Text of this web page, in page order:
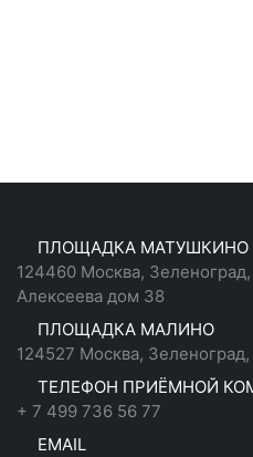
ПЛОЩАДКА МАТУШКИНО
124460 Москва,
Алексеева дом 38
ПЛОЩАДКА МАЛИНО
124527 Москва,
ТЕЛЕФОН ПРИЁМНОЙ
+ 7 499 736 56 77
EMAIL